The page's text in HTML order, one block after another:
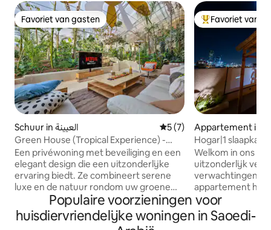
Favoriet van gasten
Favoriet van gasten
Schuur in العيينة Gemiddelde beoordeling
5 (7)
Green House (Tropical Experience) -
Port Vale Hanifa
Een privéwoning met beveiliging en een
elegant design die een uitzonderlijke
ervaring biedt. Ze combineert serene
luxe en de natuur rondom uw groene
ruimte in een zorgvuldig doordachte
omgeving, waar zachte verlichting past
bij comfortabele sessies en zorgt voor
Topfavoriet van
Favoriet van
Appartement in
Hogar|1
uitzicht op KAFD,
Welkom in ons
uitzonderlijk
verwachtingen
appartement
uitgerust met de
evenals een
comfortabele
Populaire voorzieningen voor
huisdiervriendelijke woningen in Saoedi-